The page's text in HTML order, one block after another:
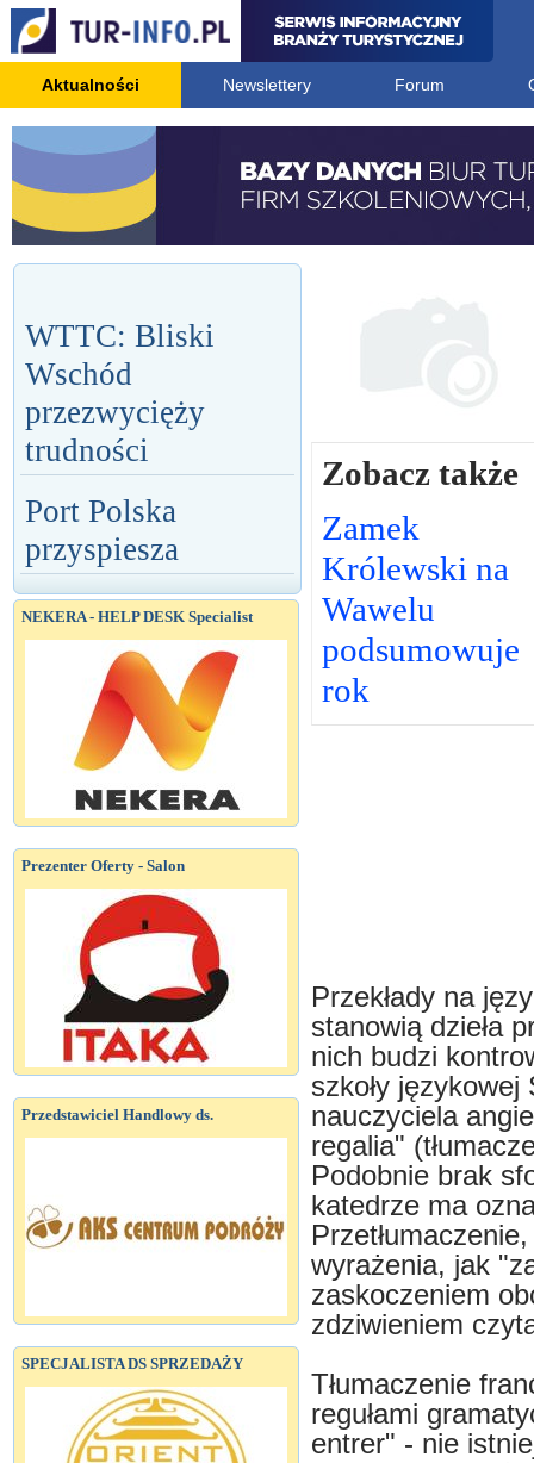
Aktualności Newslettery Forum
WTTC: Bliski
Wschód
przezwycięży
trudności
Port Polska
przyspiesza
NEKERA - HELP DESK Specialist
Prezenter Oferty - Salon
Przedstawiciel Handlowy ds.
SPECJALISTA DS SPRZEDAŻY
Zobacz także
Zamek
Królewski na
Wawelu
podsumowuje
rok
Przekłady na
stanowią dzieła
nich budzi
szkoły
nauczyciela
regalia"
Podobnie brak
katedrze ma
wyrażenia, jak
zaskoczeniem
zdziwieniem
Tłumaczenie
regułami
entrer" - nie